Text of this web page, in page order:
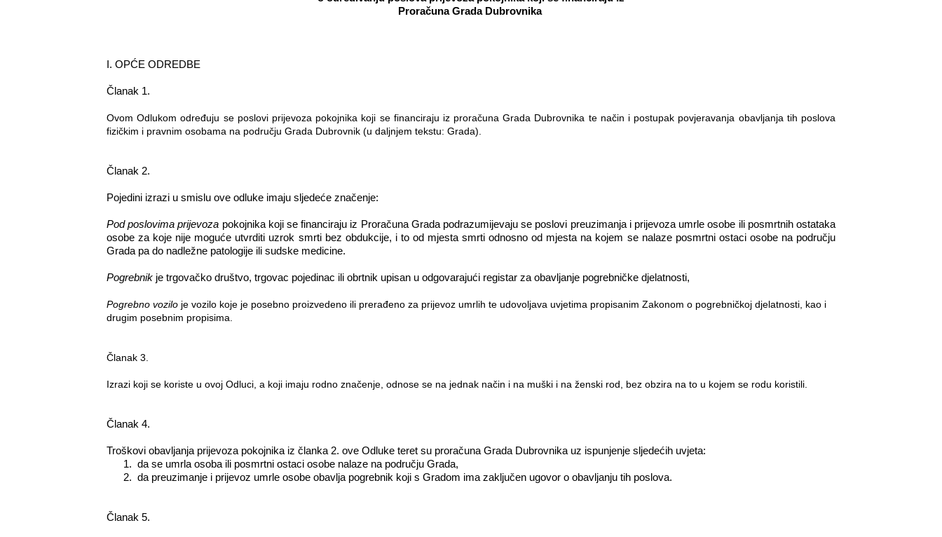
Proračuna Grada Dubrovnika
I. OPĆE ODREDBE
Članak 1.
Ovom Odlukom određuju se poslovi prijevoza pokojnika koji se financiraju iz proračuna Grada Dubrovnika te način i postupak povjeravanja obavljanja tih poslova
fizičkim i pravnim osobama na području Grada Dubrovnik (u daljnjem tekstu: Grada).
Članak 2.
Pojedini izrazi u smislu ove odluke imaju sljedeće značenje:
Pod poslovima prijevoza pokojnika koji se financiraju iz Proračuna Grada podrazumijevaju se poslovi preuzimanja i prijevoza umrle osobe ili posmrtnih ostataka
osobe za koje nije moguće utvrditi uzrok smrti bez obdukcije, i to od mjesta smrti odnosno od mjesta na kojem se nalaze posmrtni ostaci osobe na području
Grada pa do nadležne patologije ili sudske medicine.
Pogrebnik je trgovačko društvo, trgovac pojedinac ili obrtnik upisan u odgovarajući registar za obavljanje pogrebničke djelatnosti,
Pogrebno vozilo je vozilo koje je posebno proizvedeno ili prerađeno za prijevoz umrlih te udovoljava uvjetima propisanim Zakonom o pogrebničkoj djelatnosti, kao i
drugim posebnim propisima.
Članak 3.
Izrazi koji se koriste u ovoj Odluci, a koji imaju rodno značenje, odnose se na jednak način i na muški i na ženski rod, bez obzira na to u kojem se rodu koristili.
Članak 4.
Troškovi obavljanja prijevoza pokojnika iz članka 2. ove Odluke teret su proračuna Grada Dubrovnika uz ispunjenje sljedećih uvjeta:
1. da se umrla osoba ili posmrtni ostaci osobe nalaze na području Grada,
2. da preuzimanje i prijevoz umrle osobe obavlja pogrebnik koji s Gradom ima zaključen ugovor o obavljanju tih poslova.
Članak 5.